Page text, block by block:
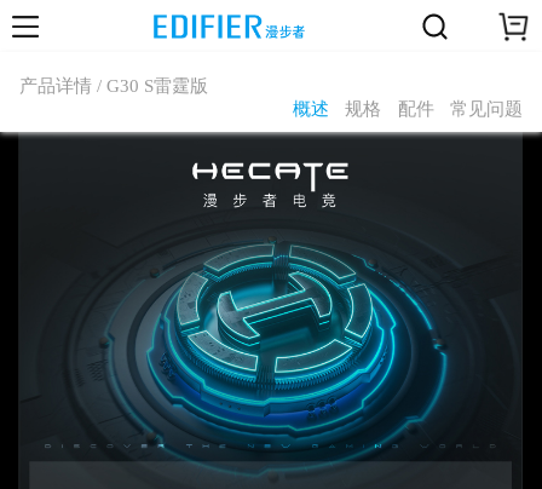
产品详情 / G30 S雷霆版
概述
规格 配件 常见问题